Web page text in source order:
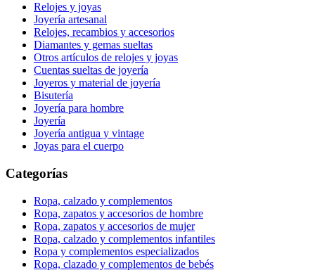
Relojes y joyas
Joyería artesanal
Relojes, recambios y accesorios
Diamantes y gemas sueltas
Otros artículos de relojes y joyas
Cuentas sueltas de joyería
Joyeros y material de joyería
Bisutería
Joyería para hombre
Joyería
Joyería antigua y vintage
Joyas para el cuerpo
Categorías
Ropa, calzado y complementos
Ropa, zapatos y accesorios de hombre
Ropa, zapatos y accesorios de mujer
Ropa, calzado y complementos infantiles
Ropa y complementos especializados
Ropa, clazado y complementos de bebés